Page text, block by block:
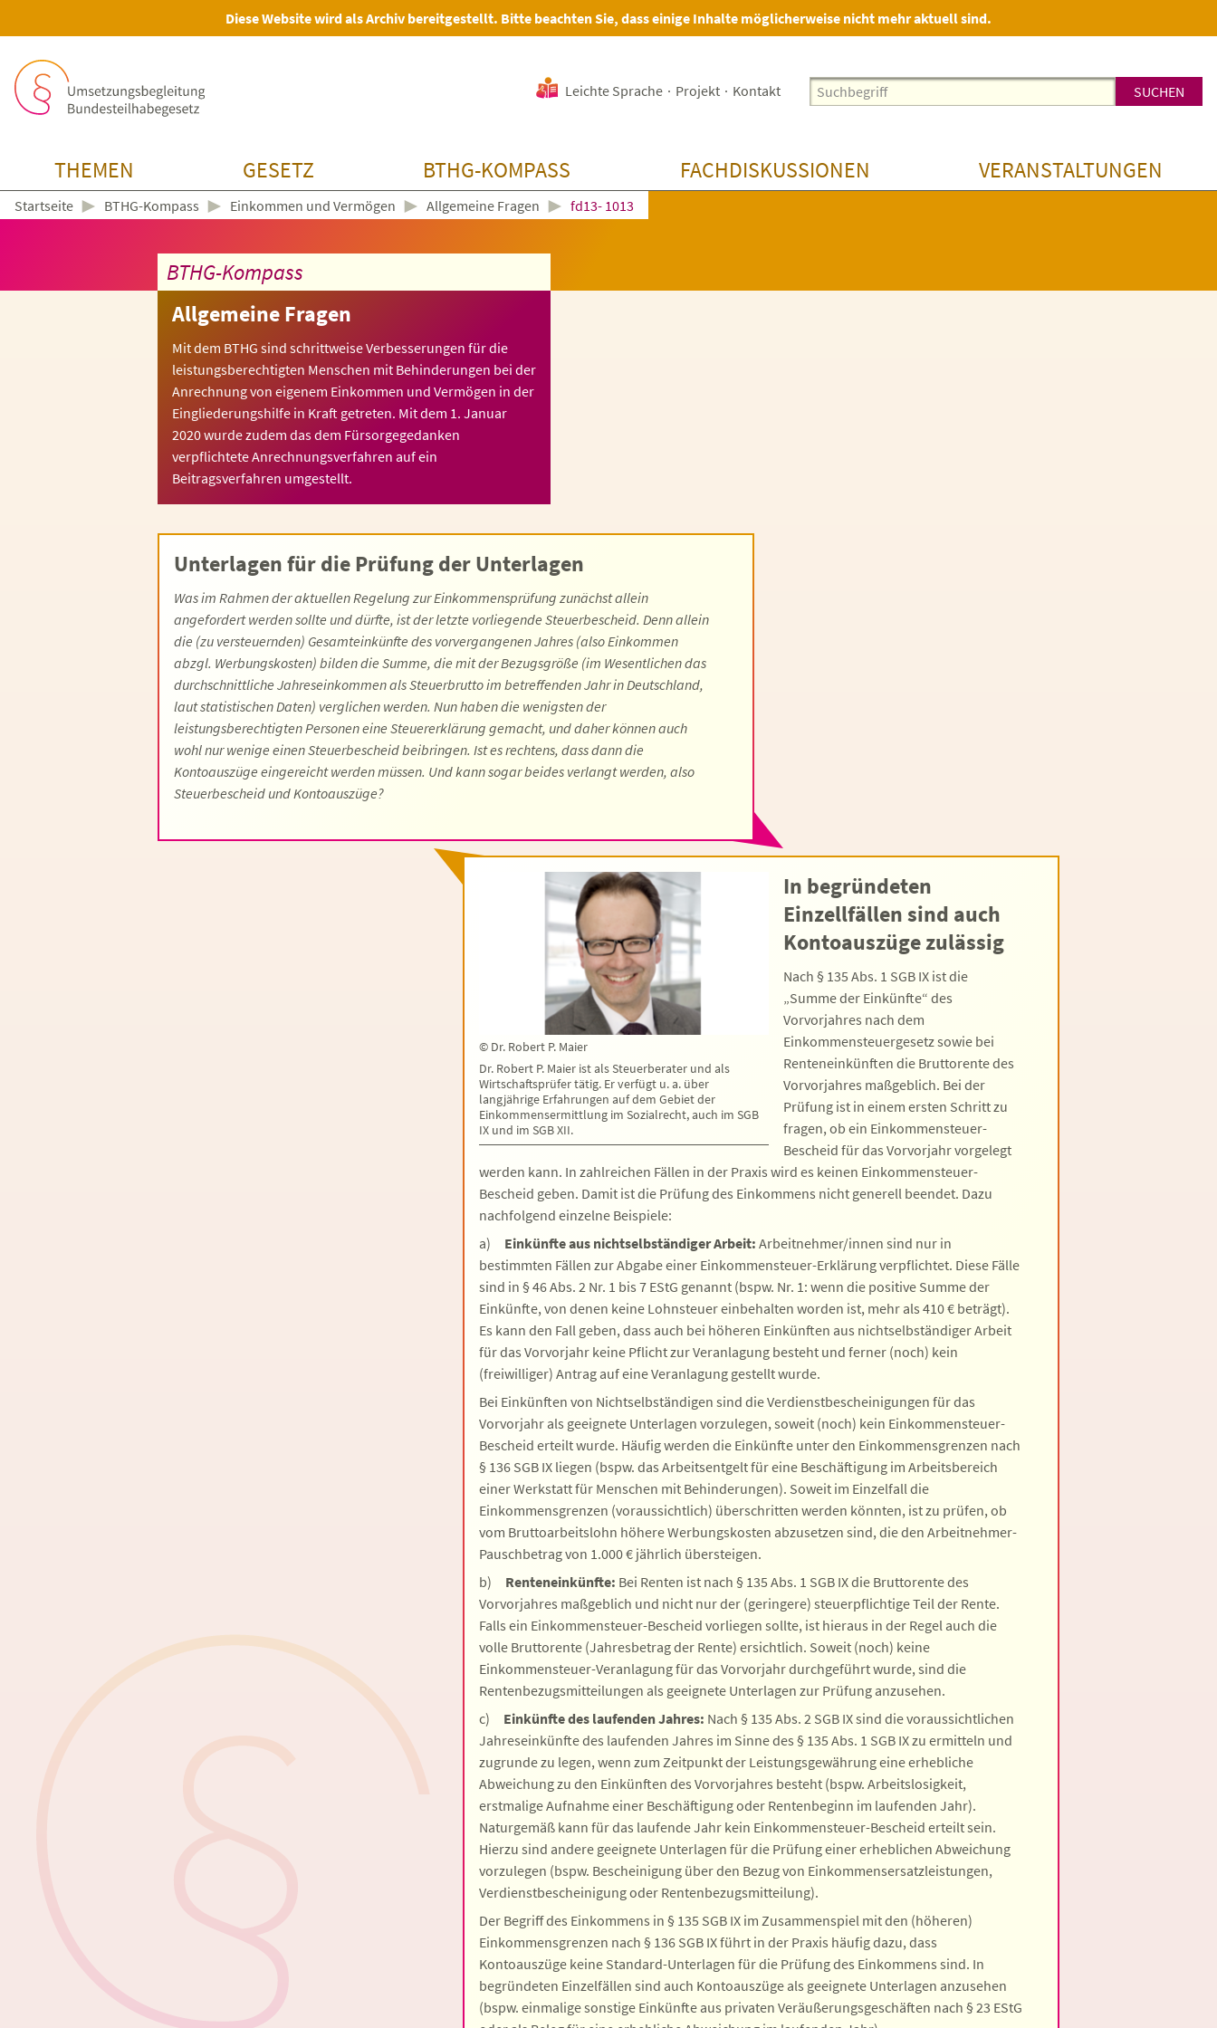
Diese Website wird als Archiv bereitgestellt. Bitte beachten Sie, dass einige Inhalte möglicherweise nicht mehr aktuell sind.
Leichte Sprache · Projekt · Kontakt
THEMEN GESETZ BTHG-KOMPASS FACHDISKUSSIONEN VERANSTALTUNGEN
Startseite ► BTHG-Kompass ► Einkommen und Vermögen ► Allgemeine Fragen ► fd13- 1013
BTHG-Kompass
Allgemeine Fragen
Mit dem BTHG sind schrittweise Verbesserungen für die
leistungsberechtigten Menschen mit Behinderungen bei der
Anrechnung von eigenem Einkommen und Vermögen in der
Eingliederungshilfe in Kraft getreten. Mit dem 1. Januar
2020 wurde zudem das dem Fürsorgegedanken
verpflichtete Anrechnungsverfahren auf ein
Beitragsverfahren umgestellt.
Unterlagen für die Prüfung der Unterlagen
Was im Rahmen der aktuellen Regelung zur Einkommensprüfung zunächst allein
angefordert werden sollte und dürfte, ist der letzte vorliegende Steuerbescheid. Denn allein
die (zu versteuernden) Gesamteinkünfte des vorvergangenen Jahres (also Einkommen
abzgl. Werbungskosten) bilden die Summe, die mit der Bezugsgröße (im Wesentlichen das
durchschnittliche Jahreseinkommen als Steuerbrutto im betreffenden Jahr in Deutschland,
laut statistischen Daten) verglichen werden. Nun haben die wenigsten der
leistungsberechtigten Personen eine Steuererklärung gemacht, und daher können auch
wohl nur wenige einen Steuerbescheid beibringen. Ist es rechtens, dass dann die
Kontoauszüge eingereicht werden müssen. Und kann sogar beides verlangt werden, also
Steuerbescheid und Kontoauszüge?
© Dr. Robert P. Maier
Dr. Robert P. Maier ist als Steuerberater und als
Wirtschaftsprüfer tätig. Er verfügt u. a. über
langjährige Erfahrungen auf dem Gebiet der
Einkommensermittlung im Sozialrecht, auch im SGB
IX und im SGB XII.
In begründeten
Einzellfällen sind auch
Kontoauszüge zulässig
Nach § 135 Abs. 1 SGB IX ist die
„Summe der Einkünfte“ des
Vorvorjahres nach dem
Einkommensteuergesetz sowie bei
Renteneinkünften die Bruttorente des
Vorvorjahres maßgeblich. Bei der
Prüfung ist in einem ersten Schritt zu
fragen, ob ein Einkommensteuer-
Bescheid für das Vorvorjahr vorgelegt
werden kann. In zahlreichen Fällen in der Praxis wird es keinen Einkommensteuer-
Bescheid geben. Damit ist die Prüfung des Einkommens nicht generell beendet. Dazu
nachfolgend einzelne Beispiele:
a) Einkünfte aus nichtselbständiger Arbeit: Arbeitnehmer/innen sind nur in
bestimmten Fällen zur Abgabe einer Einkommensteuer-Erklärung verpflichtet. Diese Fälle
sind in § 46 Abs. 2 Nr. 1 bis 7 EStG genannt (bspw. Nr. 1: wenn die positive Summe der
Einkünfte, von denen keine Lohnsteuer einbehalten worden ist, mehr als 410 € beträgt).
Es kann den Fall geben, dass auch bei höheren Einkünften aus nichtselbständiger Arbeit
für das Vorvorjahr keine Pflicht zur Veranlagung besteht und ferner (noch) kein
(freiwilliger) Antrag auf eine Veranlagung gestellt wurde.
Bei Einkünften von Nichtselbständigen sind die Verdienstbescheinigungen für das
Vorvorjahr als geeignete Unterlagen vorzulegen, soweit (noch) kein Einkommensteuer-
Bescheid erteilt wurde. Häufig werden die Einkünfte unter den Einkommensgrenzen nach
§ 136 SGB IX liegen (bspw. das Arbeitsentgelt für eine Beschäftigung im Arbeitsbereich
einer Werkstatt für Menschen mit Behinderungen). Soweit im Einzelfall die
Einkommensgrenzen (voraussichtlich) überschritten werden könnten, ist zu prüfen, ob
vom Bruttoarbeitslohn höhere Werbungskosten abzusetzen sind, die den Arbeitnehmer-
Pauschbetrag von 1.000 € jährlich übersteigen.
b) Renteneinkünfte: Bei Renten ist nach § 135 Abs. 1 SGB IX die Bruttorente des
Vorvorjahres maßgeblich und nicht nur der (geringere) steuerpflichtige Teil der Rente.
Falls ein Einkommensteuer-Bescheid vorliegen sollte, ist hieraus in der Regel auch die
volle Bruttorente (Jahresbetrag der Rente) ersichtlich. Soweit (noch) keine
Einkommensteuer-Veranlagung für das Vorvorjahr durchgeführt wurde, sind die
Rentenbezugsmitteilungen als geeignete Unterlagen zur Prüfung anzusehen.
c) Einkünfte des laufenden Jahres: Nach § 135 Abs. 2 SGB IX sind die voraussichtlichen
Jahreseinkünfte des laufenden Jahres im Sinne des § 135 Abs. 1 SGB IX zu ermitteln und
zugrunde zu legen, wenn zum Zeitpunkt der Leistungsgewährung eine erhebliche
Abweichung zu den Einkünften des Vorvorjahres besteht (bspw. Arbeitslosigkeit,
erstmalige Aufnahme einer Beschäftigung oder Rentenbeginn im laufenden Jahr).
Naturgemäß kann für das laufende Jahr kein Einkommensteuer-Bescheid erteilt sein.
Hierzu sind andere geeignete Unterlagen für die Prüfung einer erheblichen Abweichung
vorzulegen (bspw. Bescheinigung über den Bezug von Einkommensersatzleistungen,
Verdienstbescheinigung oder Rentenbezugsmitteilung).
Der Begriff des Einkommens in § 135 SGB IX im Zusammenspiel mit den (höheren)
Einkommensgrenzen nach § 136 SGB IX führt in der Praxis häufig dazu, dass
Kontoauszüge keine Standard-Unterlagen für die Prüfung des Einkommens sind. In
begründeten Einzelfällen sind auch Kontoauszüge als geeignete Unterlagen anzusehen
(bspw. einmalige sonstige Einkünfte aus privaten Veräußerungsgeschäften nach § 23 EStG